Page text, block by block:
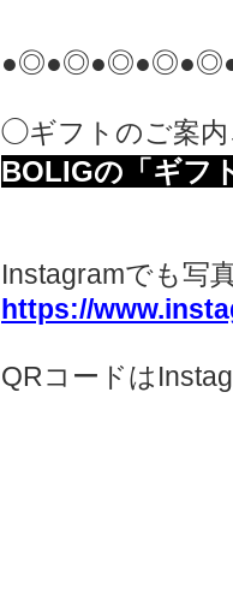
◯ギフトのご案内
BOLIGの「ギフ
Instagramでも写
https://
QRコードは